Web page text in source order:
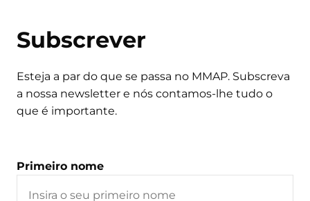
Subscrever
Esteja a par do que se passa no MMAP. Subscreva
a nossa newsletter e nós contamos-lhe tudo o
que é importante.
Primeiro nome